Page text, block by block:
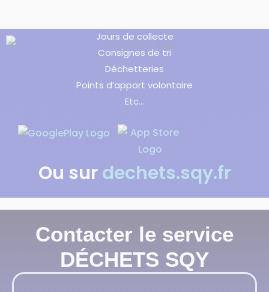
Jours de collecte
Consignes de tri
Déchetteries
Points d’apport volontaire
Etc…
Ou surdechets.sqy.fr
Contacter le service
DÉCHETS SQY